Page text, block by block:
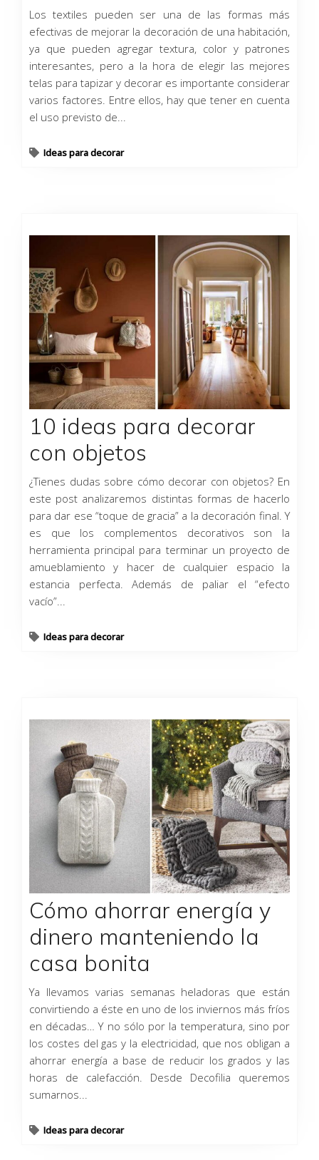
Los textiles pueden ser una de las formas más
efectivas de mejorar la decoración de una habitación,
ya que pueden agregar textura, color y patrones
interesantes, pero a la hora de elegir las mejores
telas para tapizar y decorar es importante considerar
varios factores. Entre ellos, hay que tener en cuenta
el uso previsto de...
Ideas para decorar
10 ideas para decorar
con objetos
¿Tienes dudas sobre cómo decorar con objetos? En
este post analizaremos distintas formas de hacerlo
para dar ese “toque de gracia” a la decoración final. Y
es que los complementos decorativos son la
herramienta principal para terminar un proyecto de
amueblamiento y hacer de cualquier espacio la
estancia perfecta. Además de paliar el “efecto
vacío”...
Ideas para decorar
Cómo ahorrar energía y
dinero manteniendo la
casa bonita
Ya llevamos varias semanas heladoras que están
convirtiendo a éste en uno de los inviernos más fríos
en décadas… Y no sólo por la temperatura, sino por
los costes del gas y la electricidad, que nos obligan a
ahorrar energía a base de reducir los grados y las
horas de calefacción. Desde Decofilia queremos
sumarnos...
Ideas para decorar